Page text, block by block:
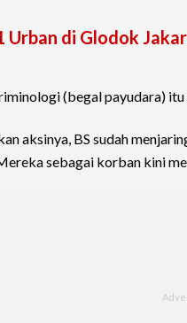
Urban di Glodok
(begal payudara)
aksinya, BS sudah
sebagai korban kini